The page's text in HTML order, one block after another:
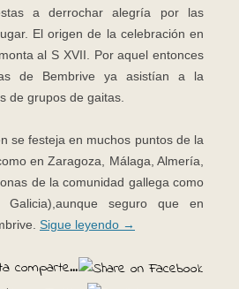
a derrochar alegría por las
El origen de la celebración en
al S XVII. Por aquel entonces
de Bembrive ya asistían a la
de grupos de gaitas.
se festeja en muchos puntos de la
en Zaragoza, Málaga, Almería,
de la comunidad gallega como
Galicia),aunque seguro que en
Sigue leyendo →
comparte...